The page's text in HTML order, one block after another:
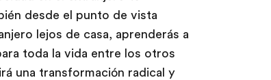
desde el punto de vista
lejos de casa, aprenderás a
toda la vida entre los otros
una transformación radical y